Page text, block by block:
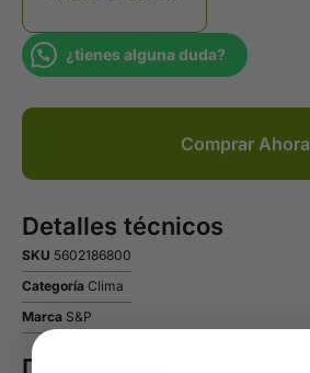
¿tienes alguna duda?
Comprar Ahora
Detalles técnicos
SKU 5602186800
Categoría Clima
Marca S&P